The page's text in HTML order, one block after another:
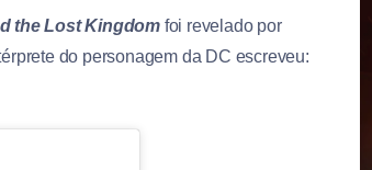
the Lost Kingdom foi revelado por
do personagem da DC escreveu: